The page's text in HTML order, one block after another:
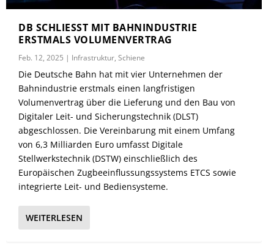
DB SCHLIESST MIT BAHNINDUSTRIE E
RSTMALS VOLUMENVERTRAG
Feb. 12, 2025 | Infrastruktur,Schiene
Die Deutsche Bahn hat mit vier Unternehmen der
Bahnindustrie erstmals einen langfristigen
Volumenvertrag über die Lieferung und den Bau von
Digitaler Leit- und Sicherungstechnik (DLST)
abgeschlossen. Die Vereinbarung mit einem Umfang
von 6,3 Milliarden Euro umfasst Digitale
Stellwerkstechnik (DSTW) einschließlich des
Europäischen Zugbeeinflussungssystems ETCS sowie
integrierte Leit- und Bediensysteme.
WEITERLESEN